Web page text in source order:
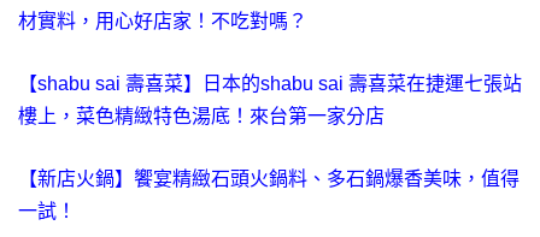
材實料，用心好店家！不吃對嗎？
【shabu sai 壽喜菜】日本的shabu sai 壽喜菜在捷運七張站
樓上，菜色精緻特色湯底！來台第一家分店
【新店火鍋】饗宴精緻石頭火鍋料、多石鍋爆香美味，值得
一試！